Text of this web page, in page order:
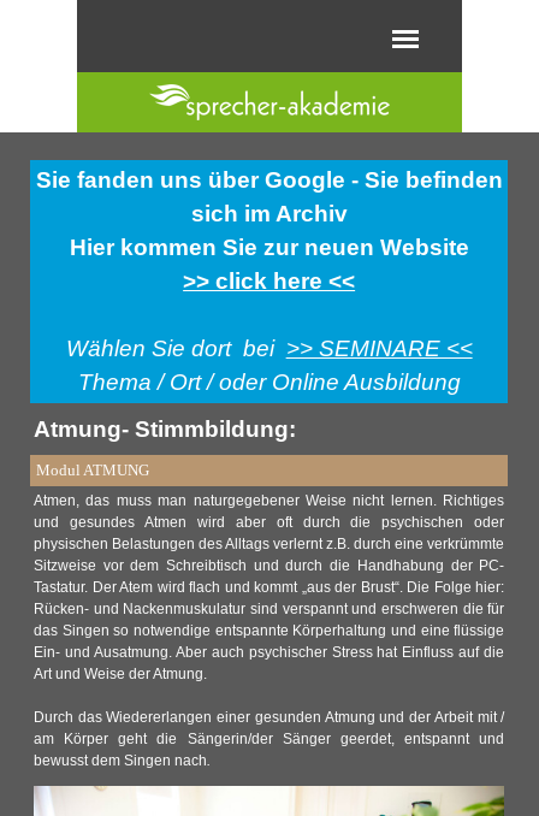
Sie fanden uns über Google - Sie befinden
sich im Archiv
Hier kommen Sie zur neuen Website
>> click here <<
Wählen Sie dort bei >> SEMINARE <<
Thema / Ort / oder Online Ausbildung
Atmung- Stimmbildung:
Modul ATMUNG
Atmen, das muss man naturgegebener Weise nicht lernen. Richtiges
und gesundes Atmen wird aber oft durch die psychischen oder
physischen Belastungen des Alltags verlernt z.B. durch eine verkrümmte
Sitzweise vor dem Schreibtisch und durch die Handhabung der PC-
Tastatur. Der Atem wird flach und kommt „aus der Brust“. Die Folge hier:
Rücken- und Nackenmuskulatur sind verspannt und erschweren die für
das Singen so notwendige entspannte Körperhaltung und eine flüssige
Ein- und Ausatmung. Aber auch psychischer Stress hat Einfluss auf die
Art und Weise der Atmung.
Durch das Wiedererlangen einer gesunden Atmung und der Arbeit mit /
am Körper geht die Sängerin/der Sänger geerdet, entspannt und
bewusst dem Singen nach.